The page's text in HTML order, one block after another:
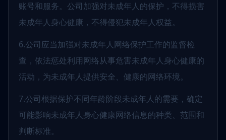
账号和服务。公司加强对未成年人的保护，不得损害
未成年人身心健康，不得侵犯未成年人权益。
6.公司应当加强对未成年人网络保护工作的监督检
查，依法惩处利用网络从事危害未成年人身心健康的
活动，为未成年人提供安全、健康的网络环境。
7.公司根据保护不同年龄阶段未成年人的需要，确定
可能影响未成年人身心健康网络信息的种类、范围和
判断标准。